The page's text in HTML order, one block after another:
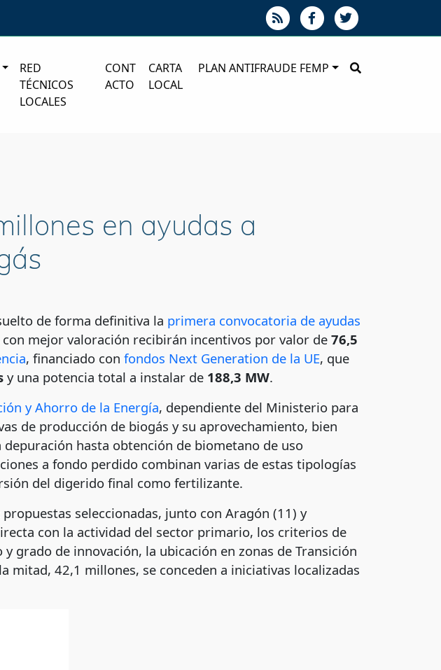
RED
TÉCNICOS
LOCALES
CONT
ACTO
CARTA
LOCAL
PLAN ANTIFRAUDE FEMP
en ayudas a
de forma definitiva la primera convocatoria de ayudas
con mejor valoración recibirán incentivos por valor de 76,5
, financiado con fondos Next Generation de la UE, que
y una potencia total a instalar de 188,3 MW.
y Ahorro de la Energía, dependiente del Ministerio para
de producción de biogás y su aprovechamiento, bien
hasta obtención de biometano de uso
a fondo perdido combinan varias de estas tipologías
del digerido final como fertilizante.
seleccionadas, junto con Aragón (11) y
con la actividad del sector primario, los criterios de
grado de innovación, la ubicación en zonas de Transición
mitad, 42,1 millones, se conceden a iniciativas localizadas